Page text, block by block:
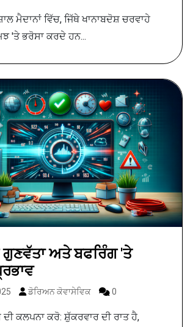
ਮੈਦਾਨਾਂ ਵਿੱਚ, ਜਿੱਥੇ ਖਾਨਾਬਦੋਸ਼ ਚਰਵਾਹੇ
'ਤੇ ਭਰੋਸਾ ਕਰਦੇ ਹਨ...
ਗੁਣਵੱਤਾ ਅਤੇ ਬਫਰਿੰਗ 'ਤੇ
ਡੋਰਿਅਨ ਕੋਵਾਸੇਵਿਕ 0
ਕਲਪਨਾ ਕਰੋ: ਸ਼ੁੱਕਰਵਾਰ ਦੀ ਰਾਤ ਹੈ,